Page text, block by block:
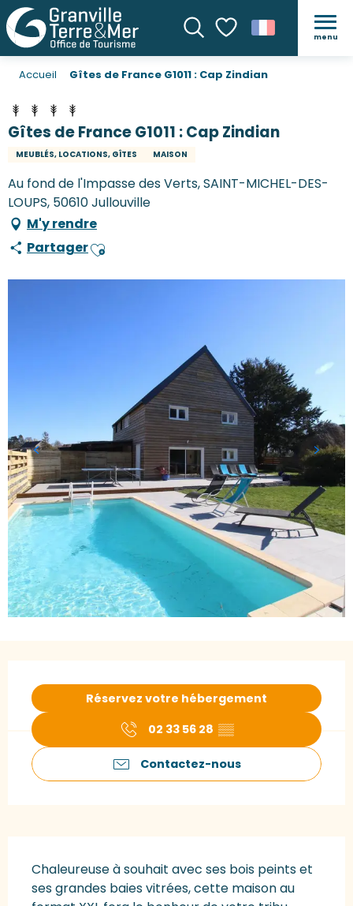
Recherche
Voir les favoris
menu
Accueil Gîtes de France G1011 : Cap Zindian
Gîtes de France G1011 : Cap Zindian
MEUBLÉS, LOCATIONS, GÎTES MAISON
Au fond de l'Impasse des Verts, SAINT-MICHEL-DES-
LOUPS, 50610 Jullouville
M'y rendre
PartagerAjouter aux favoris
Réservez votre hébergement
02 33 56 28 ▒▒
Contactez-nous
Chaleureuse à souhait avec ses bois peints et
ses grandes baies vitrées, cette maison au